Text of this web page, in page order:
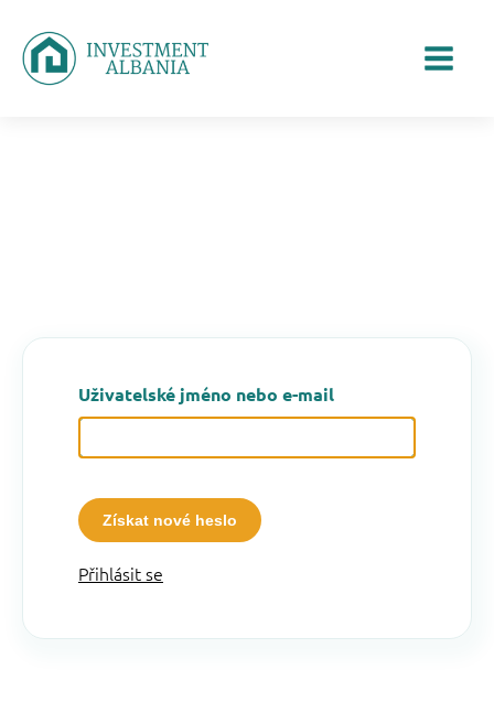
Uživatelské jméno nebo e-mail
Získat nové heslo
Přihlásit se